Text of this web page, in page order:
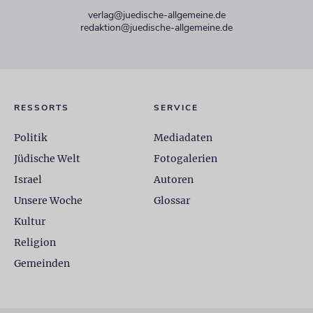
verlag@juedische-allgemeine.de
redaktion@juedische-allgemeine.de
RESSORTS
Politik
Jüdische Welt
Israel
Unsere Woche
Kultur
Religion
Gemeinden
SERVICE
Mediadaten
Fotogalerien
Autoren
Glossar